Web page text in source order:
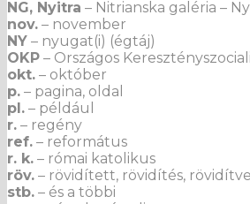
NG, Nyitra – Nitrianska galéria –
nov. – november
NY – nyugat(i) (égtáj)
OKP – Országos
okt. – október
p. – pagina, oldal
pl. – például
r. – regény
ref. – református
r. k. – római katolikus
röv. – rövidített, rövidítés, rövidítve
stb. – és a többi